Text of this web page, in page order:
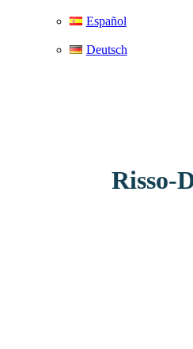
Español
Deutsch
Risso-